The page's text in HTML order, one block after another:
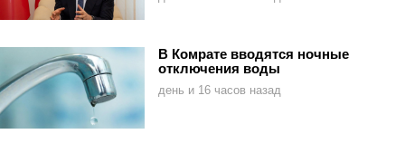
В Комрате вводятся ночные
отключения воды
день и 16 часов назад